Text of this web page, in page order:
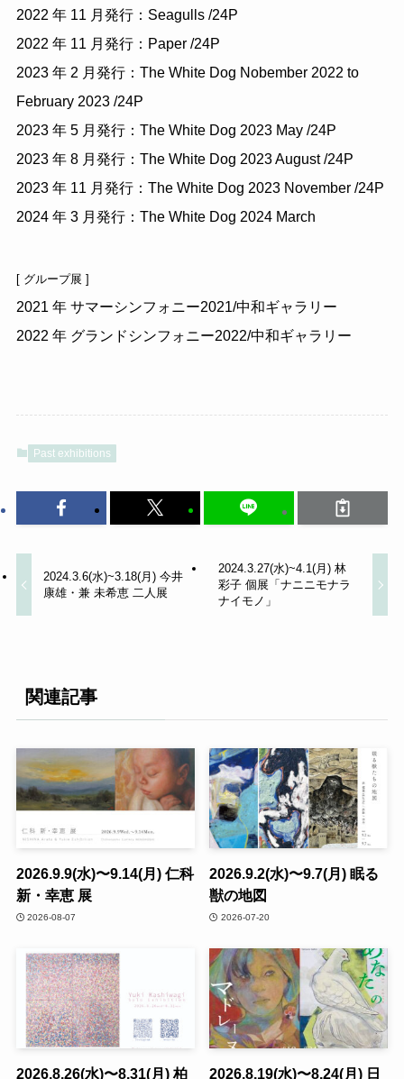
2022 年 11 月発行：Seagulls /24P
2022 年 11 月発行：Paper /24P
2023 年 2 月発行：The White Dog Nobember 2022 to
February 2023 /24P
2023 年 5 月発行：The White Dog 2023 May /24P
2023 年 8 月発行：The White Dog 2023 August /24P
2023 年 11 月発行：The White Dog 2023 November /24P
2024 年 3 月発行：The White Dog 2024 March
[ グループ展 ]
2021 年 サマーシンフォニー2021/中和ギャラリー
2022 年 グランドシンフォニー2022/中和ギャラリー
Past exhibitions
2024.3.6(水)~3.18(月) 今井
康雄・兼 未希恵 二人展
2024.3.27(水)~4.1(月) 林
彩子 個展「ナニニモナラ
ナイモノ」
関連記事
2026.9.9(水)〜9.14(月) 仁科
新・幸恵 展
2026-08-07
2026.9.2(水)〜9.7(月) 眠る
獣の地図
2026-07-20
2026.8.26(水)〜8.31(月) 柏 2026.8.19(水)〜8.24(月) 日